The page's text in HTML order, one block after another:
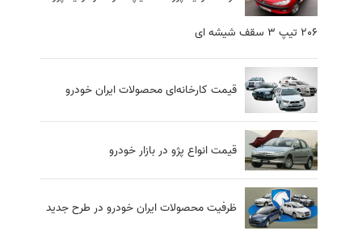
206 تیپ 3 سقف شیشه ای
قیمت کارخانه‌ای محصولات ایران خودرو
قیمت انواع پژو در بازار خودرو
ظرفیت محصولات ایران خودرو در طرح جدید